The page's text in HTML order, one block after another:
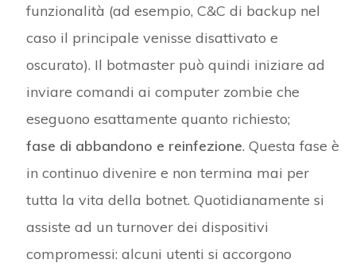
funzionalità (ad esempio, C&C di backup nel
caso il principale venisse disattivato e
oscurato). Il botmaster può quindi iniziare ad
inviare comandi ai computer zombie che
eseguono esattamente quanto richiesto;
fase di abbandono e reinfezione. Questa fase è
in continuo divenire e non termina mai per
tutta la vita della botnet. Quotidianamente si
assiste ad un turnover dei dispositivi
compromessi: alcuni utenti si accorgono